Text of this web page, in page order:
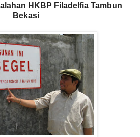
HKBP Filadelfia Tambun
Bekasi